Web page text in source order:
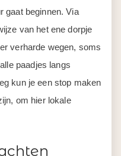
gaat beginnen. Via
van het ene dorpje
verharde wegen, soms
paadjes langs
kun je een stop maken
om hier lokale